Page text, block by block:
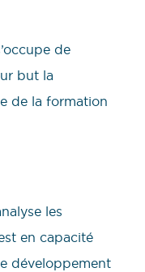
de
but la
de la formation
les
en capacité
développement